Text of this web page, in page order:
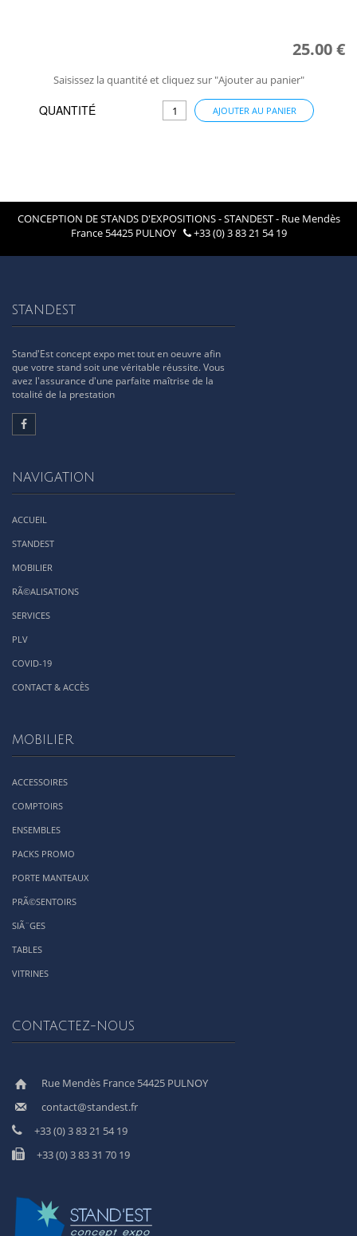
25.00 €
Saisissez la quantité et cliquez sur "Ajouter au panier"
QUANTITÉ AJOUTER AU PANIER
CONCEPTION DE STANDS D'EXPOSITIONS - STANDEST - Rue Mendès
France 54425 PULNOY
+33 (0) 3 83 21 54 19
STANDEST
Stand'Est concept expo met tout en oeuvre afin
que votre stand soit une véritable réussite. Vous
avez l'assurance d'une parfaite maîtrise de la
totalité de la prestation
NAVIGATION
ACCUEIL
STANDEST
MOBILIER
RÃ©ALISATIONS
SERVICES
PLV
COVID-19
CONTACT & ACCÈS
MOBILIER
ACCESSOIRES
COMPTOIRS
ENSEMBLES
PACKS PROMO
PORTE MANTEAUX
PRÃ©SENTOIRS
SIÃ¨GES
TABLES
VITRINES
CONTACTEZ-NOUS
Rue Mendès France 54425 PULNOY
contact@standest.fr
+33 (0) 3 83 21 54 19
+33 (0) 3 83 31 70 19